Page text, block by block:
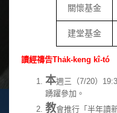
關懷基金
建堂基金
讀經禱告Tha̍k-keng kî-tó
本週三（7/20）
踴躍參加。
教會推行「半年讀